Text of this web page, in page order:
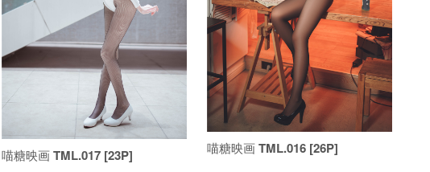
喵糖映画 TML.017 [23P] 喵糖映画 TML.016 [26P]